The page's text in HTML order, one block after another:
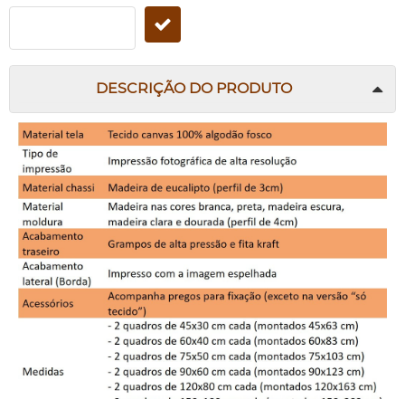
DESCRIÇÃO DO PRODUTO